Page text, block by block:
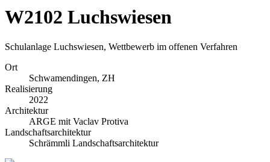
W2102 Luchswiesen
Schulanlage Luchswiesen, Wettbewerb im offenen Verfahren
Ort
Schwamendingen, ZH
Realisierung
2022
Architektur
ARGE mit Vaclav Protiva
Landschaftsarchitektur
Schrämmli Landschaftsarchitektur